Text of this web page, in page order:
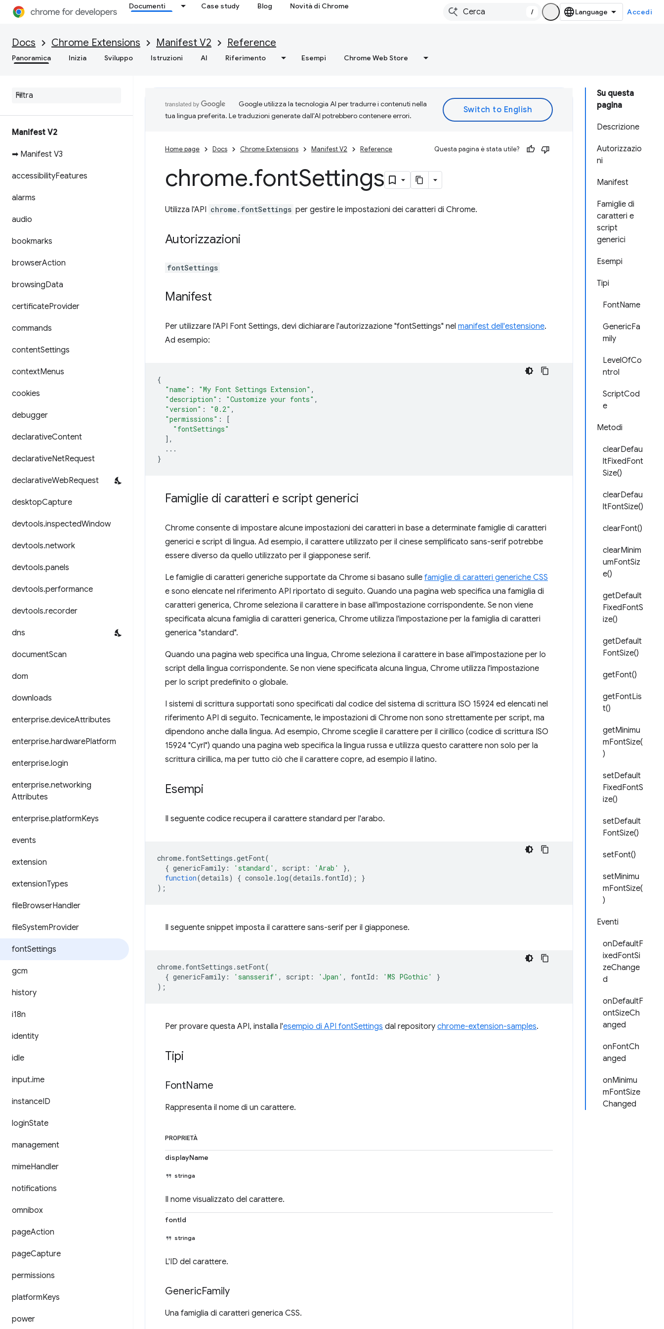
Documenti Case study Blog Novità di Chrome
/ Accedi
Docs Chrome Extensions Manifest V2 Reference
Panoramica Inizia Sviluppo Istruzioni AI Riferimento Esempi Chrome Web Store
Manifest V2
➡ Manifest V3
accessibilityFeatures
alarms
audio
bookmarks
browserAction
browsingData
certificateProvider
commands
contentSettings
contextMenus
cookies
debugger
declarativeContent
declarativeNetRequest
declarativeWebRequest
desktopCapture
devtools.inspectedWindow
devtools.network
devtools.panels
devtools.performance
devtools.recorder
dns
documentScan
dom
downloads
enterprise.deviceAttributes
enterprise.hardwarePlatform
enterprise.login
enterprise.networking
Attributes
enterprise.platformKeys
events
extension
extensionTypes
fileBrowserHandler
fileSystemProvider
fontSettings
gcm
history
i18n
identity
idle
input.ime
instanceID
loginState
management
mimeHandler
notifications
omnibox
pageAction
pageCapture
permissions
platformKeys
power
Su questa
pagina
Descrizione
Autorizzazio
ni
Manifest
Famiglie di
caratteri e
script
generici
Esempi
Tipi
FontName
GenericFa
mily
LevelOfCo
ntrol
ScriptCod
e
Metodi
clearDefau
ltFixedFont
Size()
clearDefau
ltFontSize()
clearFont()
clearMinim
umFontSiz
e()
getDefault
FixedFontS
ize()
getDefault
FontSize()
getFont()
getFontLis
t()
getMinimu
mFontSize(
)
setDefault
FixedFontS
ize()
setDefault
FontSize()
setFont()
setMinimu
mFontSize(
)
Eventi
onDefaultF
ixedFontSi
zeChange
d
onDefaultF
ontSizeCh
anged
onFontCh
anged
onMinimu
mFontSize
Changed
Google utilizza la tecnologia AI per tradurre i contenuti nella
tua lingua preferita. Le traduzioni generate dall'AI potrebbero contenere errori.
Home page Docs Chrome Extensions Manifest V2 Reference Questa pagina è stata utile?
chrome.fontSettings
Utilizza l'API chrome.fontSettings per gestire le impostazioni dei caratteri di Chrome.
Autorizzazioni
fontSettings
Manifest
Per utilizzare l'API Font Settings, devi dichiarare l'autorizzazione "fontSettings" nel manifest dell'estensione.
Ad esempio:
{
"name" : "My Font Settings Extension" ,
"description" : "Customize your fonts" ,
"version" : "0.2" ,
"permissions" :
[
"fontSettings"
],
...
}
Famiglie di caratteri e script generici
Chrome consente di impostare alcune impostazioni dei caratteri in base a determinate famiglie di caratteri
generici e script di lingua. Ad esempio, il carattere utilizzato per il cinese semplificato sans-serif potrebbe
essere diverso da quello utilizzato per il giapponese serif.
Le famiglie di caratteri generiche supportate da Chrome si basano sulle famiglie di caratteri generiche CSS
e sono elencate nel riferimento API riportato di seguito. Quando una pagina web specifica una famiglia di
caratteri generica, Chrome seleziona il carattere in base all'impostazione corrispondente. Se non viene
specificata alcuna famiglia di caratteri generica, Chrome utilizza l'impostazione per la famiglia di caratteri
generica "standard".
Quando una pagina web specifica una lingua, Chrome seleziona il carattere in base all'impostazione per lo
script della lingua corrispondente. Se non viene specificata alcuna lingua, Chrome utilizza l'impostazione
per lo script predefinito o globale.
I sistemi di scrittura supportati sono specificati dal codice del sistema di scrittura ISO 15924 ed elencati nel
riferimento API di seguito. Tecnicamente, le impostazioni di Chrome non sono strettamente per script, ma
dipendono anche dalla lingua. Ad esempio, Chrome sceglie il carattere per il cirillico (codice di scrittura ISO
15924 "Cyrl") quando una pagina web specifica la lingua russa e utilizza questo carattere non solo per la
scrittura cirillica, ma per tutto ciò che il carattere copre, ad esempio il latino.
Esempi
Il seguente codice recupera il carattere standard per l'arabo.
chrome. fontSettings .getFont(
{ genericFamily : 'standard' , script : 'Arab'
},
function(details) { console. log(details . fontId);
}
);
Il seguente snippet imposta il carattere sans-serif per il giapponese.
chrome. fontSettings . setFont(
{ genericFamily : 'sansserif' , script : 'Jpan' , fontId : 'MS PGothic'
}
);
Per provare questa API, installa l'esempio di API fontSettings dal repository chrome-extension-samples.
Tipi
FontName
Rappresenta il nome di un carattere.
PROPRIETÀ
displayName
stringa
Il nome visualizzato del carattere.
fontId
stringa
L'ID del carattere.
GenericFamily
Una famiglia di caratteri generica CSS.